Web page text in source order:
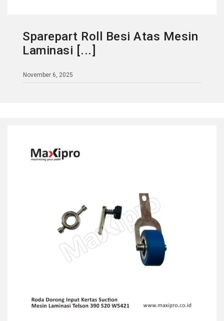
Sparepart Roll Besi Atas Mesin
Laminasi [...]
November 6, 2025